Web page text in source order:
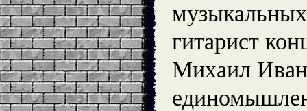
гитарист
Михаил